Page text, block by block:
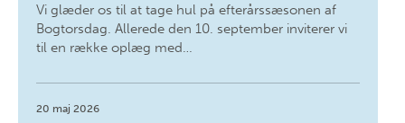
Vi glæder os til at tage hul på efterårssæsonen af
Bogtorsdag. Allerede den 10. september inviterer vi
til en række oplæg med…
20 maj 2026